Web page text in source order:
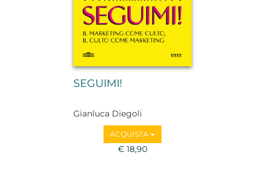
SEGUIMI!
Gianluca Diegoli
ACQUISTA
€ 18,90